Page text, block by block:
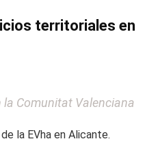
territoriales en
Comunitat Valenciana
la EVha en Alicante.